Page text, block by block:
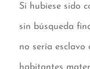
Si hubiese sido
sin búsqueda
no sería esclavo